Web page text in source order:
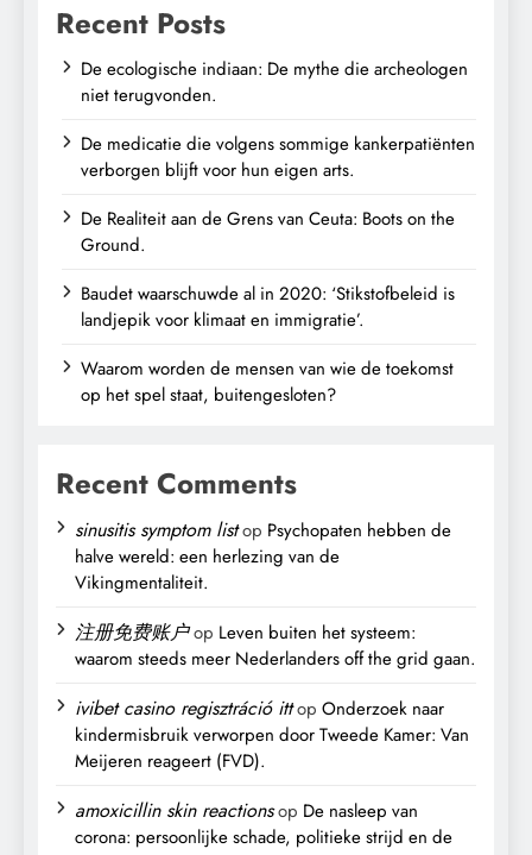
Recent Posts
De ecologische indiaan: De mythe die archeologen
niet terugvonden.
De medicatie die volgens sommige kankerpatiënten
verborgen blijft voor hun eigen arts.
De Realiteit aan de Grens van Ceuta: Boots on the
Ground.
Baudet waarschuwde al in 2020: ‘Stikstofbeleid is
landjepik voor klimaat en immigratie’.
Waarom worden de mensen van wie de toekomst
op het spel staat, buitengesloten?
Recent Comments
sinusitis symptom listop Psychopaten hebben de
halve wereld: een herlezing van de
Vikingmentaliteit.
注册免费账户op Leven buiten het systeem:
waarom steeds meer Nederlanders off the grid gaan.
ivibet casino regisztráció ittop Onderzoek naar
kindermisbruik verworpen door Tweede Kamer: Van
Meijeren reageert (FVD).
amoxicillin skin reactionsop De nasleep van
corona: persoonlijke schade, politieke strijd en de